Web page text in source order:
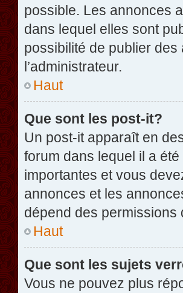
possible. Les annonces
dans lequel elles sont
possibilité de publier
l’administrateur.
Haut
Que sont les post-it?
Un post-it apparaît en
forum dans lequel il a
importantes et vous
annonces et les
dépend des permissions
Haut
Que sont les sujets
Vous ne pouvez plus